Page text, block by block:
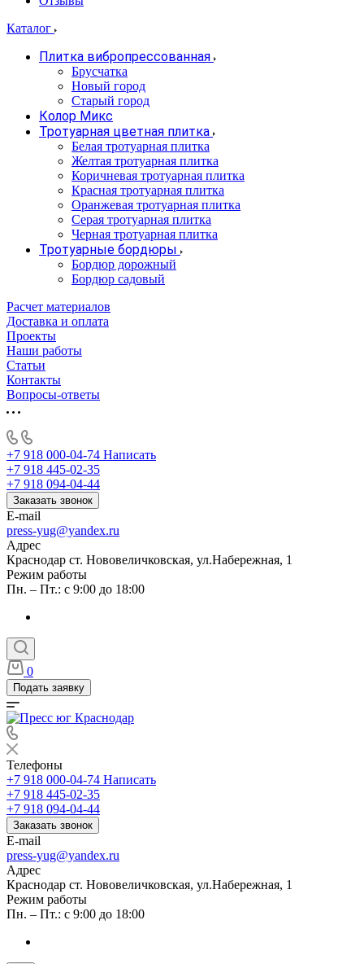
Каталог
Плитка вибропрессованная
Брусчатка
Новый город
Старый город
Колор Микс
Тротуарная цветная плитка
Белая тротуарная плитка
Желтая тротуарная плитка
Коричневая тротуарная плитка
Красная тротуарная плитка
Оранжевая тротуарная плитка
Серая тротуарная плитка
Черная тротуарная плитка
Тротуарные бордюры
Бордюр дорожный
Бордюр садовый
Расчет материалов
Доставка и оплата
Проекты
Наши работы
Статьи
Контакты
Вопросы-ответы
+7 918 000-04-74 Написать
+7 918 445-02-35
+7 918 094-04-44
Заказать звонок
E-mail
press-yug@yandex.ru
Адрес
Краснодар ст. Нововеличковская, ул.Набережная, 1
Режим работы
Пн. – Пт.: с 9:00 до 18:00
0
Подать заявку
Телефоны
+7 918 000-04-74 Написать
+7 918 445-02-35
+7 918 094-04-44
Заказать звонок
E-mail
press-yug@yandex.ru
Адрес
Краснодар ст. Нововеличковская, ул.Набережная, 1
Режим работы
Пн. – Пт.: с 9:00 до 18:00